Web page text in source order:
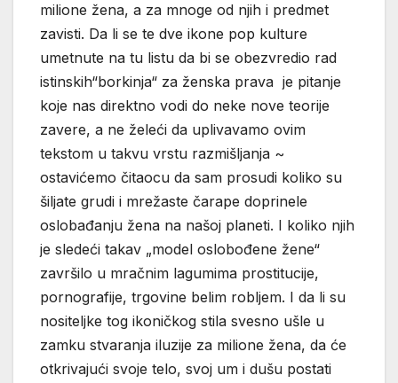
milione žena, a za mnoge od njih i predmet
zavisti. Da li se te dve ikone pop kulture
umetnute na tu listu da bi se obezvredio rad
istinskih“borkinja“ za ženska prava je pitanje
koje nas direktno vodi do neke nove teorije
zavere, a ne želeći da uplivavamo ovim
tekstom u takvu vrstu razmišljanja ~
ostavićemo čitaocu da sam prosudi koliko su
šiljate grudi i mrežaste čarape doprinele
oslobađanju žena na našoj planeti. I koliko njih
je sledeći takav „model oslobođene žene“
završilo u mračnim lagumima prostitucije,
pornografije, trgovine belim robljem. I da li su
nositeljke tog ikoničkog stila svesno ušle u
zamku stvaranja iluzije za milione žena, da će
otkrivajući svoje telo, svoj um i dušu postati